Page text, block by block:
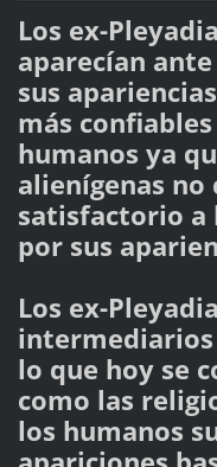
Los ex-
aparecían
sus
más
humanos ya
alienígenas no
satisfactorio a
por sus
Los ex-
lo que hoy se
como las
los humanos